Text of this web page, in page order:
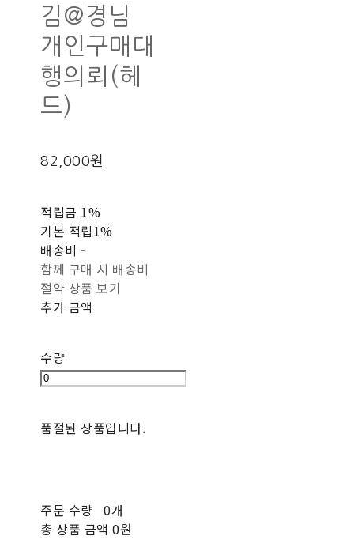
김@경님
개인구매대
행의뢰(헤
드)
82,000원
적립금 1%
기본 적립1%
배송비-
함께 구매 시 배송비
절약 상품 보기
추가 금액
수량
품절된 상품입니다.
주문 수량 0개
총 상품 금액 0원